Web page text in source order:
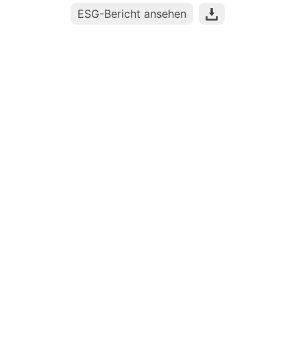
ESG-Bericht ansehen